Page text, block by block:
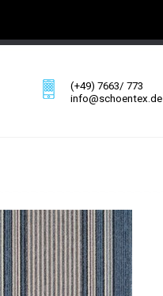
(+49) 7663/ 773
info@schoentex.de